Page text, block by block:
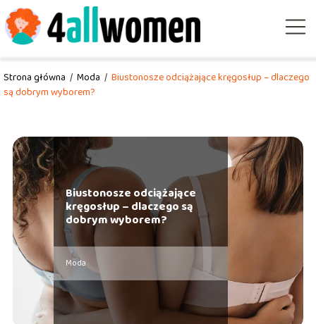
Strona główna / Moda / Biustonosze odciążające kręgosłup – dlaczego
są dobrym wyborem?
Biustonosze odciążające
kręgosłup – dlaczego są
dobrym wyborem?
Moda